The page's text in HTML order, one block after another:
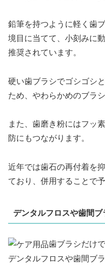
鉛筆を持つように軽く歯
境目に当てて、小刻みに
推奨されています。
硬い歯ブラシでゴシゴシ
ため、やわらかめのブラ
また、歯磨き粉にはフッ
防にもつながります。
近年では歯石の再付着を
ており、併用することで
デンタルフロスや歯間ブ
歯ブラシだけ
デンタルフロスや歯間ブ